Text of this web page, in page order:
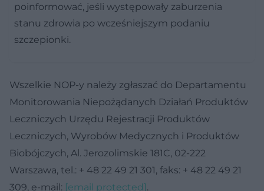
poinformować, jeśli występowały zaburzenia
stanu zdrowia po wcześniejszym podaniu
szczepionki.
Wszelkie NOP-y należy zgłaszać do Departamentu
Monitorowania Niepożądanych Działań Produktów
Leczniczych Urzędu Rejestracji Produktów
Leczniczych, Wyrobów Medycznych i Produktów
Biobójczych, Al. Jerozolimskie 181C, 02-222
Warszawa, tel.: + 48 22 49 21 301, faks: + 48 22 49 21
309, e-mail: [email protected].